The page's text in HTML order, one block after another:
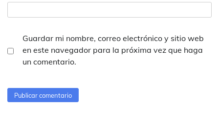
Guardar mi nombre, correo electrónico y sitio web
en este navegador para la próxima vez que haga
un comentario.